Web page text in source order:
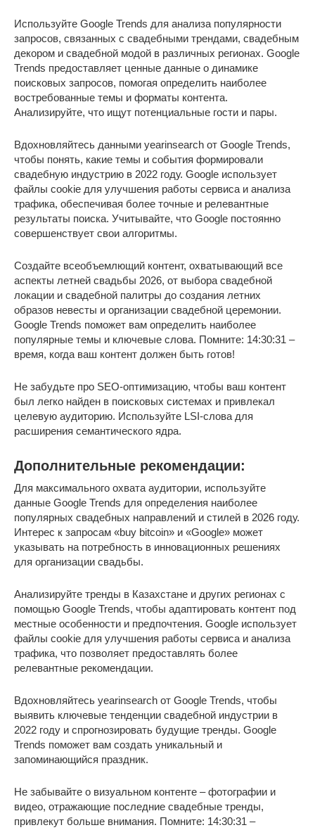
Используйте Google Trends для анализа популярности
запросов, связанных с свадебными трендами, свадебным
декором и свадебной модой в различных регионах. Google
Trends предоставляет ценные данные о динамике
поисковых запросов, помогая определить наиболее
востребованные темы и форматы контента.
Анализируйте, что ищут потенциальные гости и пары.
Вдохновляйтесь данными yearinsearch от Google Trends,
чтобы понять, какие темы и события формировали
свадебную индустрию в 2022 году. Google использует
файлы cookie для улучшения работы сервиса и анализа
трафика, обеспечивая более точные и релевантные
результаты поиска. Учитывайте, что Google постоянно
совершенствует свои алгоритмы.
Создайте всеобъемлющий контент, охватывающий все
аспекты летней свадьбы 2026, от выбора свадебной
локации и свадебной палитры до создания летних
образов невесты и организации свадебной церемонии.
Google Trends поможет вам определить наиболее
популярные темы и ключевые слова. Помните: 14:30:31 –
время, когда ваш контент должен быть готов!
Не забудьте про SEO-оптимизацию, чтобы ваш контент
был легко найден в поисковых системах и привлекал
целевую аудиторию. Используйте LSI-слова для
расширения семантического ядра.
Дополнительные рекомендации:
Для максимального охвата аудитории, используйте
данные Google Trends для определения наиболее
популярных свадебных направлений и стилей в 2026 году.
Интерес к запросам «buy bitcoin» и «Google» может
указывать на потребность в инновационных решениях
для организации свадьбы.
Анализируйте тренды в Казахстане и других регионах с
помощью Google Trends, чтобы адаптировать контент под
местные особенности и предпочтения. Google использует
файлы cookie для улучшения работы сервиса и анализа
трафика, что позволяет предоставлять более
релевантные рекомендации.
Вдохновляйтесь yearinsearch от Google Trends, чтобы
выявить ключевые тенденции свадебной индустрии в
2022 году и спрогнозировать будущие тренды. Google
Trends поможет вам создать уникальный и
запоминающийся праздник.
Не забывайте о визуальном контенте – фотографии и
видео, отражающие последние свадебные тренды,
привлекут больше внимания. Помните: 14:30:31 –